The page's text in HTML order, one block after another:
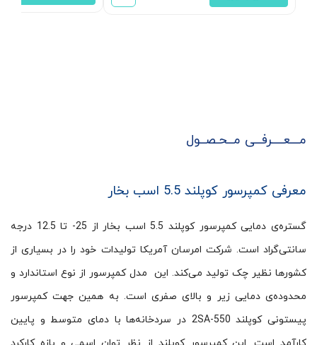
مـــعــــرفــی مــحـصــول
معرفی کمپرسور کوپلند 5.5 اسب بخار
گستره‌ی دمایی کمپرسور کوپلند 5.5 اسب بخار از 25- تا 12.5 درجه
سانتی‌گراد است. شرکت امرسان آمریکا تولیدات خود را در بسیاری از
کشورها نظیر چک تولید می‌کند. این مدل کمپرسور از نوع استاندارد و
محدوده‌ی دمایی زیر و بالای صفری است. به همین جهت کمپرسور
پیستونی کوپلند 2SA-550 در سردخانه‌ها با دمای متوسط و پایین